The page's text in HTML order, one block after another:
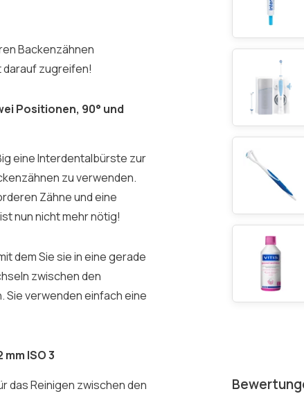
Backenzähnen
darauf zugreifen!
Positionen, 90° und
eine Interdentalbürste zur
zu verwenden.
Zähne und eine
nun nicht mehr nötig!
dem Sie sie in eine gerade
zwischen den
verwenden einfach eine
ISO 3
das Reinigen zwischen den